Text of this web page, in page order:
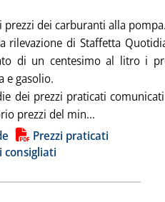
prezzi dei carburanti alla pompa.
rilevazione di Staffetta
di un centesimo al litro i
e gasolio.
dei prezzi praticati
prezzi del min... Leggi tutta
Prezzi praticati
consigliati